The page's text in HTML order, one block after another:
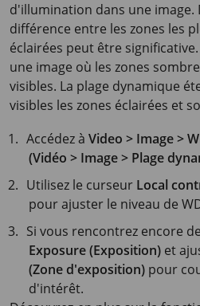
d'illumination dans une image.
différence entre les zones les
éclairées peut être
une image où les zones
visibles. La plage dynamique
visibles les zones éclairées et
Accédez àVideo > Image >
(Vidéo > Image > Plage
Utilisez le curseur Local
pour ajuster le niveau de
Si vous rencontrez encore
Exposure (Exposition) et
(Zone d'exposition) pour
d'intérêt.